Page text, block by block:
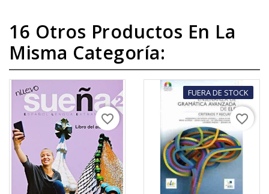
16 Otros Productos En La
Misma Categoría:
favorite_border
FUERA DE STOCK
favorite_border